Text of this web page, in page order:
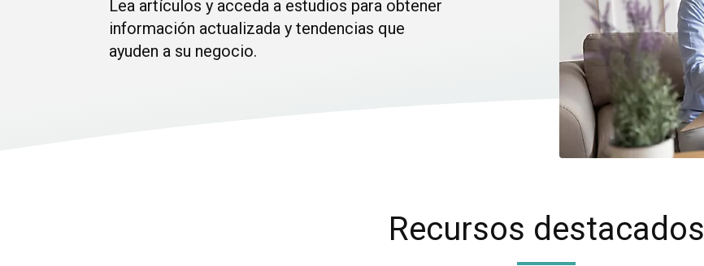
Lea artículos y acceda a estudios para obtener
información actualizada y tendencias que
ayuden a su negocio.
Recursos destacados